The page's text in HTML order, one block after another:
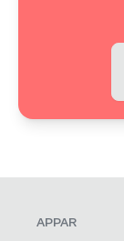
APPAR